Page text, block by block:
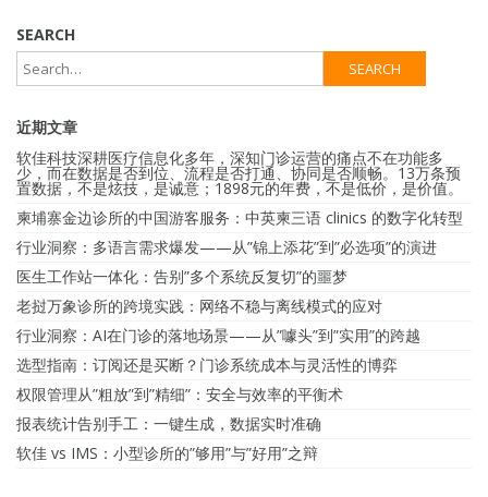
SEARCH
近期文章
软佳科技深耕医疗信息化多年，深知门诊运营的痛点不在功能多
少，而在数据是否到位、流程是否打通、协同是否顺畅。13万条预
置数据，不是炫技，是诚意；1898元的年费，不是低价，是价值。
柬埔寨金边诊所的中国游客服务：中英柬三语 clinics 的数字化转型
行业洞察：多语言需求爆发——从”锦上添花”到”必选项”的演进
医生工作站一体化：告别”多个系统反复切”的噩梦
老挝万象诊所的跨境实践：网络不稳与离线模式的应对
行业洞察：AI在门诊的落地场景——从”噱头”到”实用”的跨越
选型指南：订阅还是买断？门诊系统成本与灵活性的博弈
权限管理从”粗放”到”精细”：安全与效率的平衡术
报表统计告别手工：一键生成，数据实时准确
软佳 vs IMS：小型诊所的”够用”与”好用”之辩